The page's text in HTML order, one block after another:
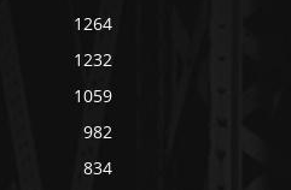
1264
1232
1059
982
834